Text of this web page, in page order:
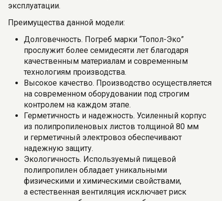
эксплуатации.
Преимущества данной модели:
Долговечность. Погреб марки “Топол-Эко”
прослужит более семидесяти лет благодаря
качественным материалам и современным
технологиям производства.
Высокое качество. Производство осуществляется
на современном оборудовании под строгим
контролем на каждом этапе.
Герметичность и надежность. Усиленный корпус
из полипропиленовых листов толщиной 80 мм
и герметичный электровоз обеспечивают
надежную защиту.
Экологичность. Используемый пищевой
полипропилен обладает уникальными
физическими и химическими свойствами,
а естественная вентиляция исключает риск